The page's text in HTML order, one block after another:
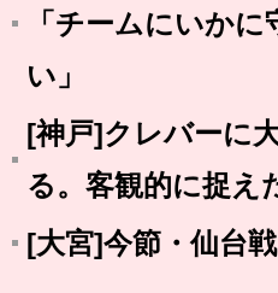
「チームにいか
い」
[神戸]クレバーに
る。客観的に捉え
[大宮]今節・仙台